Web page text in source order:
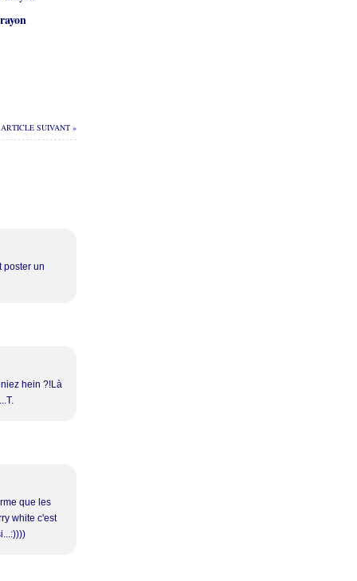
ARTICLE SUIVANT »
poster un
hein ?!Là
que les
white c'est